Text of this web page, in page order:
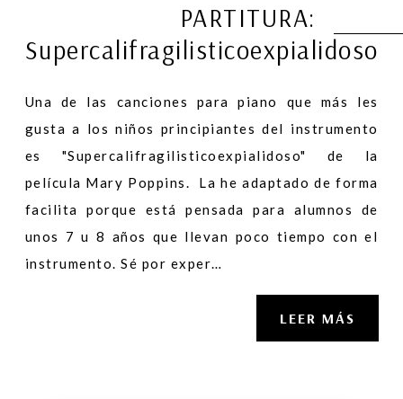
PARTITURA:
Supercalifragilisticoexpialidoso
Una de las canciones para piano que más les
gusta a los niños principiantes del instrumento
es "Supercalifragilisticoexpialidoso" de la
película Mary Poppins. La he adaptado de forma
facilita porque está pensada para alumnos de
unos 7 u 8 años que llevan poco tiempo con el
instrumento. Sé por exper…
LEER MÁS